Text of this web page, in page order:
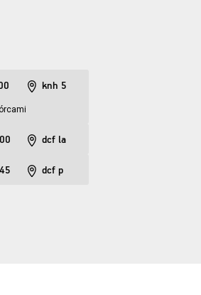
knh 5
dcf la
dcf p